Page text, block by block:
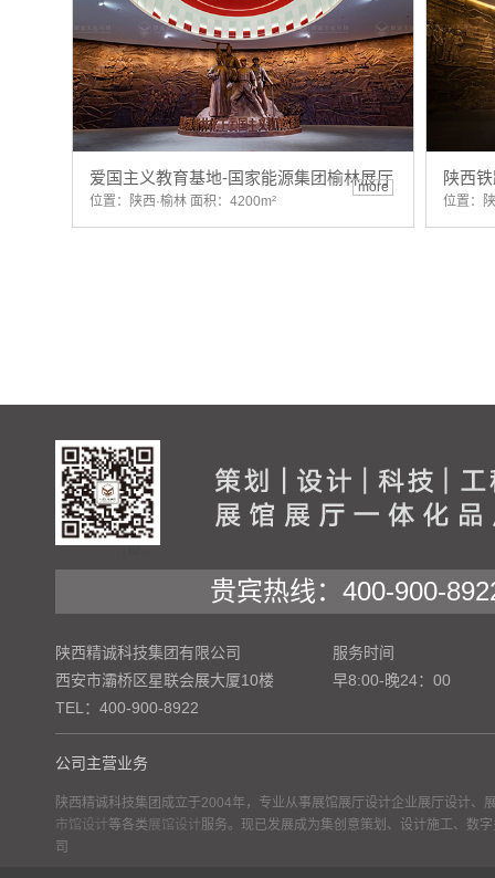
爱国主义教育基地-国家能源集团榆林展厅
位置：陕西·榆林 面积：4200m²
more 陕西
位置：
贵宾热线：400-900-
陕西精诚科技集团有限公司
西安市灞桥区星联会展大厦10楼
TEL：400-900-8922
服务时间
早8:00-晚24：00
公司主营业务
陕西精诚科技集团成立于2004年，专业从事展馆展厅设计企业展厅设计、
市馆设计等各类 展馆设计 服务。现已发展成为集创意策划、设计施工、数
司